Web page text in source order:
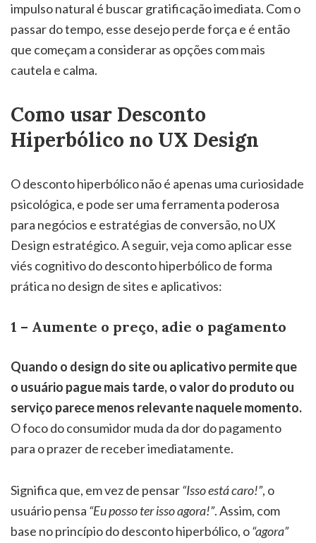
impulso natural é buscar gratificação imediata. Com o
passar do tempo, esse desejo perde força e é então
que começam a considerar as opções com mais
cautela e calma.
Como usar Desconto
Hiperbólico no UX Design
O desconto hiperbólico não é apenas uma curiosidade
psicológica, e pode ser uma ferramenta poderosa
para negócios e estratégias de conversão, no UX
Design estratégico. A seguir, veja como aplicar esse
viés cognitivo do desconto hiperbólico de forma
prática no design de sites e aplicativos:
1 – Aumente o preço, adie o pagamento
Quando o design do site ou aplicativo permite que
o usuário pague mais tarde, o valor do produto ou
serviço parece menos relevante naquele momento.
O foco do consumidor muda da dor do pagamento
para o prazer de receber imediatamente.
Significa que, em vez de pensar“Isso está caro!”, o
usuário pensa “Eu posso ter isso agora!”. Assim, com
base no princípio do desconto hiperbólico, o“agora”